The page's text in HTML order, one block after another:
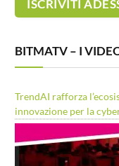
BITMATV – I
TrendAI rafforza
innovazione per la